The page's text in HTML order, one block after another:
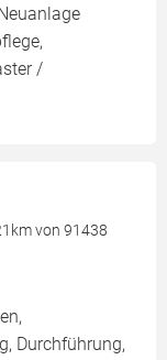
/
von 91438
Durchführung,